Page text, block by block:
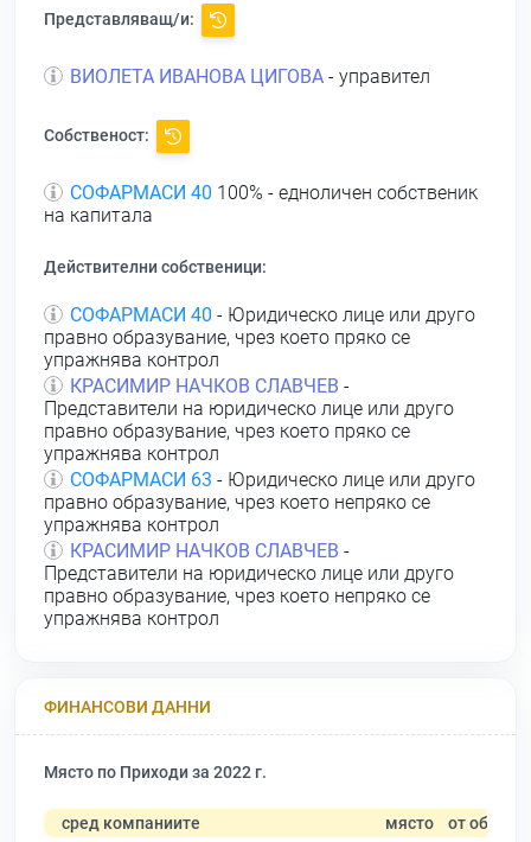
Представляващ/и:
ВИОЛЕТА ИВАНОВА ЦИГОВА - управител
Собственост:
СОФАРМАСИ 40 100% - едноличен собственик
на капитала
Действителни собственици:
СОФАРМАСИ 40 - Юридическо лице или друго
правно образувание, чрез което пряко се
упражнява контрол
КРАСИМИР НАЧКОВ СЛАВЧЕВ -
Представители на юридическо лице или друго
правно образувание, чрез което пряко се
упражнява контрол
СОФАРМАСИ 63 - Юридическо лице или друго
правно образувание, чрез което непряко се
упражнява контрол
КРАСИМИР НАЧКОВ СЛАВЧЕВ -
Представители на юридическо лице или друго
правно образувание, чрез което непряко се
упражнява контрол
ФИНАНСОВИ ДАННИ
Място по Приходи за 2022 г.
сред компаниите място от общо